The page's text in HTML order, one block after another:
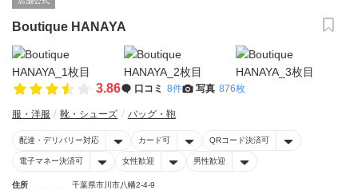
Boutique HANAYA
3.86 口コミ 8件 写真 876枚
服・洋服 靴・シューズ バッグ・鞄
配達・デリバリー対応 カード可 QRコード決済可
電子マネー決済可 女性歓迎 男性歓迎
住所
千葉県市川市八幡2-4-9